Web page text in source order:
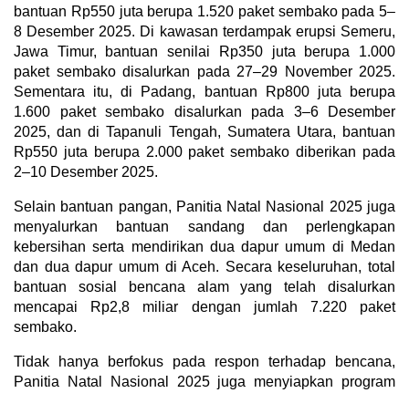
bantuan Rp550 juta berupa 1.520 paket sembako pada 5–
8 Desember 2025. Di kawasan terdampak erupsi Semeru,
Jawa Timur, bantuan senilai Rp350 juta berupa 1.000
paket sembako disalurkan pada 27–29 November 2025.
Sementara itu, di Padang, bantuan Rp800 juta berupa
1.600 paket sembako disalurkan pada 3–6 Desember
2025, dan di Tapanuli Tengah, Sumatera Utara, bantuan
Rp550 juta berupa 2.000 paket sembako diberikan pada
2–10 Desember 2025.
Selain bantuan pangan, Panitia Natal Nasional 2025 juga
menyalurkan bantuan sandang dan perlengkapan
kebersihan serta mendirikan dua dapur umum di Medan
dan dua dapur umum di Aceh. Secara keseluruhan, total
bantuan sosial bencana alam yang telah disalurkan
mencapai Rp2,8 miliar dengan jumlah 7.220 paket
sembako.
Tidak hanya berfokus pada respon terhadap bencana,
Panitia Natal Nasional 2025 juga menyiapkan program